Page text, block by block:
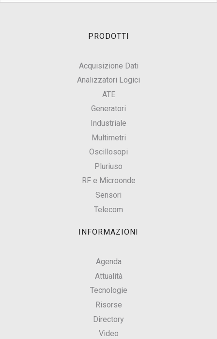
PRODOTTI
Acquisizione Dati
Analizzatori Logici
ATE
Generatori
Industriale
Multimetri
Oscillosopi
Pluriuso
RF e Microonde
Sensori
Telecom
INFORMAZIONI
Agenda
Attualità
Tecnologie
Risorse
Directory
Video